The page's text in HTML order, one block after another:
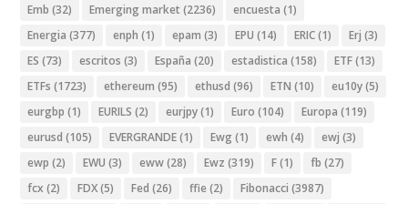
Emb (32) Emerging market (2236) encuesta (1)
Energia (377) enph (1) epam (3) EPU (14) ERIC(1) Erj (3)
ES (73) escritos (3) España (20) estadistica (158) ETF(13)
ETFs (1723) ethereum (95) ethusd (96) ETN (10) eu10y(5)
eurgbp (1) EURILS (2) eurjpy(1) Euro (104) Europa (119)
eurusd (105) EVERGRANDE(1) Ewg (1) ewh (4) ewj (3)
ewp (2) EWU (3) eww(28) Ewz (319) F(1) fb (27)
fcx (2) FDX(5) Fed (26) ffie (2) Fibonacci (3987)